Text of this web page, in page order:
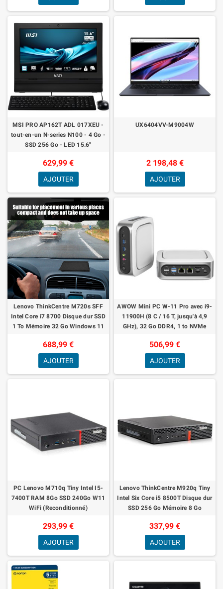
MSI PRO AP162T ADL 017XEU -
tout-en-un N-series N100 - 4 Go -
SSD 256 Go - LED 15.6"
629,99 €
AJOUTER
UX6404VV-M9004W
2 198,48 €
AJOUTER
Lenovo ThinkCentre M720s SFF
Intel Core i7 8700 Disque dur SSD
1 To Mémoire 32 Go Windows 11
(r
688,99 €
AJOUTER
AWOW Mini PC W-11 Pro avec i9-
11900H (8 C / 16 T, jusqu'à 4,9
GHz), 32 Go DDR4, 1 to NVMe
BT
506,99 €
AJOUTER
PC Lenovo M710q Tiny Intel I5-
7400T RAM 8Go SSD 240Go W11
WiFi (Reconditionné)
293,99 €
AJOUTER
Lenovo ThinkCentre M920q Tiny
Intel Six Core i5 8500T Disque dur
SSD 256 Go Mémoire 8 Go
Bluetooth O
337,99 €
AJOUTER